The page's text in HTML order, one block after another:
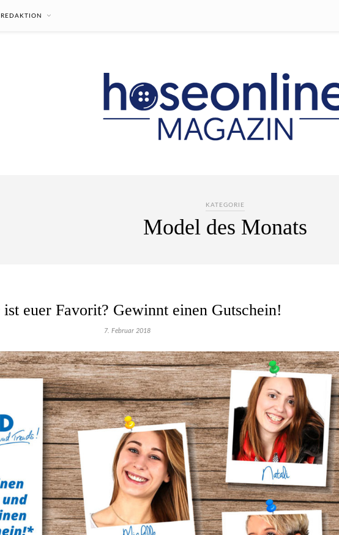
REDAKTION
KATEGORIE
Model des Monats
ist euer Favorit? Gewinnt einen Gutschein!
7. Februar 2018